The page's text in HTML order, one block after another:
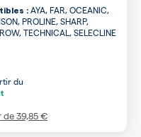
: AYA, FAR, OCEANIC,
PROLINE, SHARP,
TECHNICAL, SELECLINE
du
de39,85 €